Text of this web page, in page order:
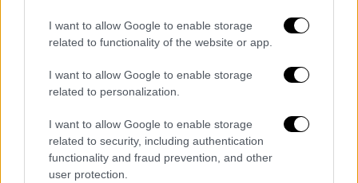
I want to allow Google to enable storage
related to functionality of the website or app.
I want to allow Google to enable storage
related to personalization.
I want to allow Google to enable storage
related to security, including authentication
functionality and fraud prevention, and other
user protection.
ΑΛΛΑ #TAGS
ειδήσεις τώρα
ΜΕΘ
ταξίδια Ελλάδα
κακοκαιρία
Φθιώτιδα παιδί